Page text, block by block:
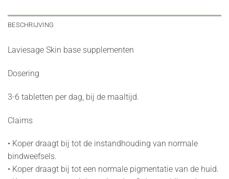
BESCHRIJVING
Laviesage Skin base supplementen
Dosering
3-6 tabletten per dag, bij de maaltijd.
Claims
• Koper draagt bij tot de instandhouding van normale
bindweefsels.
• Koper draagt bij tot een normale pigmentatie van de huid.